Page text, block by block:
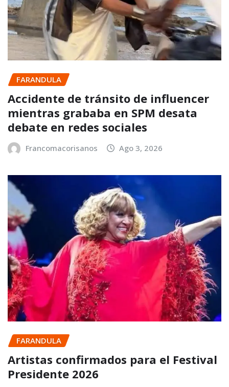
FARANDULA
Accidente de tránsito de influencer
mientras grababa en SPM desata
debate en redes sociales
Francomacorisanos Ago 3, 2026
FARANDULA
Artistas confirmados para el Festival
Presidente 2026